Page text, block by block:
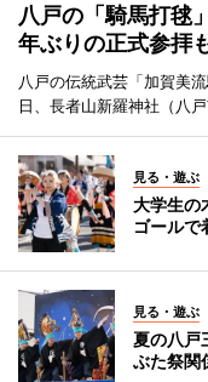
八戸の「騎馬打
年ぶりの正式参拝
八戸の伝統武芸「加賀美
日、長者山新羅神社（八
見る・遊ぶ
大学生の
ゴールで
見る・遊ぶ
夏の八戸
ぶた祭関